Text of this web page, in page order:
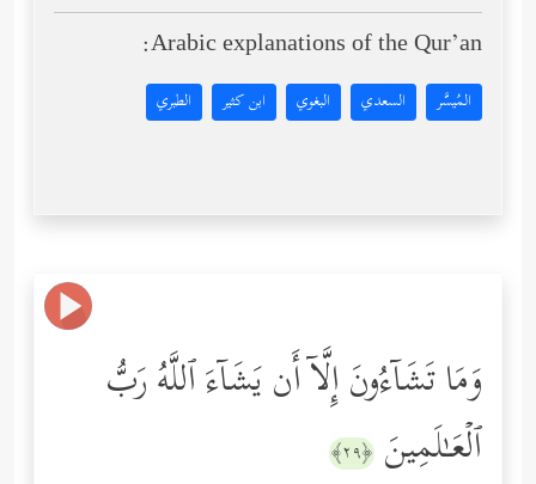
Arabic explanations of the Qur’an:
المُيسَّر السعدي البغوي ابن كثير الطبري
وَمَا تَشَاۤءُونَ إِلَّاۤ أَن یَشَاۤءَ ٱللَّهُ رَبُّ
ٱلۡعَـٰلَمِینَ ﴿٢٩﴾